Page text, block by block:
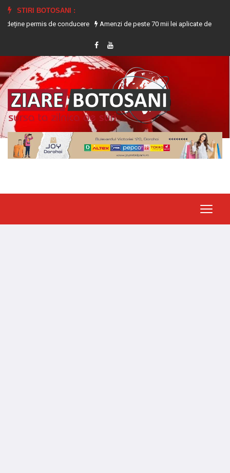
STIRI BOTOSANI :
de conducere
Amenzi de peste 70 mii lei aplicate de ITM Botoșani